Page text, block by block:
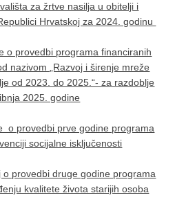
za žrtve nasilja u obitelji i
Hrvatskoj za 2024. godinu
o provedbi programa financiranih
nazivom „Razvoj i širenje mreže
od 2023. do 2025.“- za razdoblje
2025. godine
o provedbi prve godine programa
socijalne isključenosti
provedbi druge godine programa
kvalitete života starijih osoba